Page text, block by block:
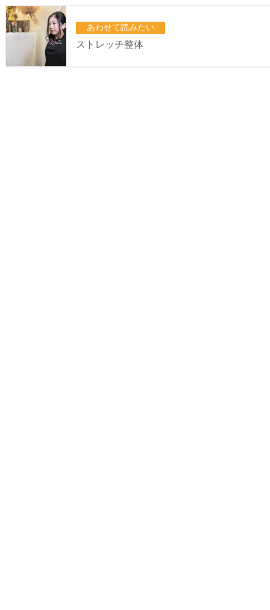
あわせて読みたい
ストレッチ整体